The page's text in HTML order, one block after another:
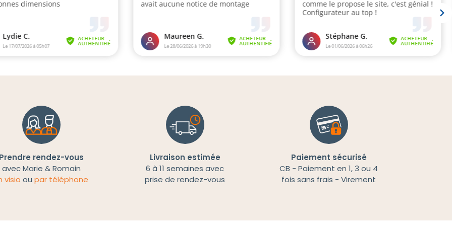
Prendre rendez-vous
avec Marie & Romain
visio ou par téléphone
Livraison estimée
6 à 11 semaines avec
prise de rendez-vous
Paiement sécurisé
CB - Paiement en 1, 3 ou 4
fois sans frais - Virement